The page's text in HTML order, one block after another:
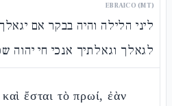
EBRAICO (MT)
ליני הלילה והיה בבקר אם
לגאלך וגאלתיך אנכי חי יהוה
ἔσται τὸ πρωί, ἐὰν